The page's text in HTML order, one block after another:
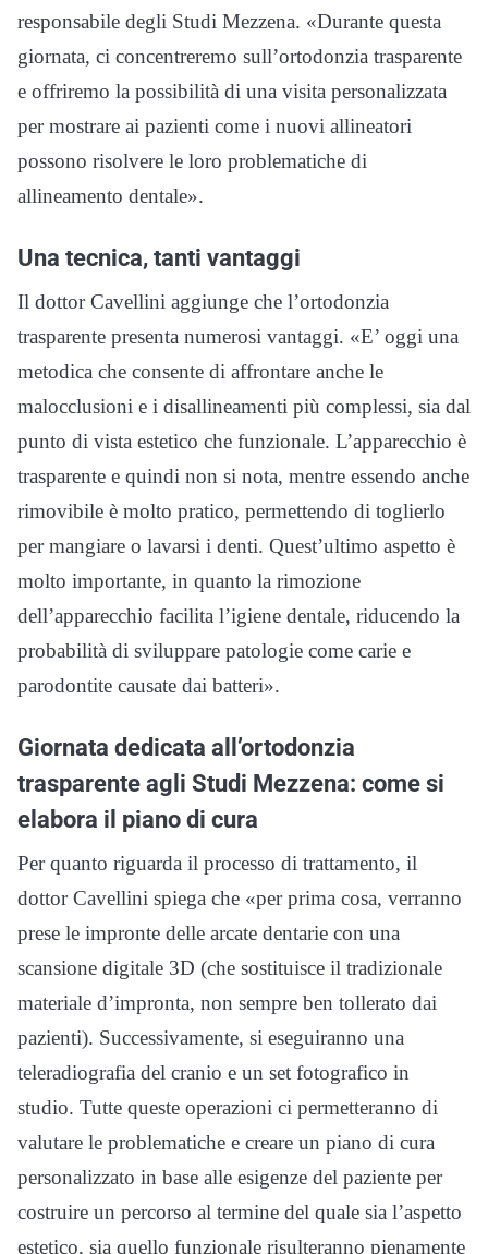
responsabile degli Studi Mezzena. «Durante questa
giornata, ci concentreremo sull’ortodonzia trasparente
e offriremo la possibilità di una visita personalizzata
per mostrare ai pazienti come i nuovi allineatori
possono risolvere le loro problematiche di
allineamento dentale».
Una tecnica, tanti vantaggi
Il dottor Cavellini aggiunge che l’ortodonzia
trasparente presenta numerosi vantaggi. «E’ oggi una
metodica che consente di affrontare anche le
malocclusioni e i disallineamenti più complessi, sia dal
punto di vista estetico che funzionale. L’apparecchio è
trasparente e quindi non si nota, mentre essendo anche
rimovibile è molto pratico, permettendo di toglierlo
per mangiare o lavarsi i denti. Quest’ultimo aspetto è
molto importante, in quanto la rimozione
dell’apparecchio facilita l’igiene dentale, riducendo la
probabilità di sviluppare patologie come carie e
parodontite causate dai batteri».
Giornata dedicata all’ortodonzia
trasparente agli Studi Mezzena: come si
elabora il piano di cura
Per quanto riguarda il processo di trattamento, il
dottor Cavellini spiega che «per prima cosa, verranno
prese le impronte delle arcate dentarie con una
scansione digitale 3D (che sostituisce il tradizionale
materiale d’impronta, non sempre ben tollerato dai
pazienti). Successivamente, si eseguiranno una
teleradiografia del cranio e un set fotografico in
studio. Tutte queste operazioni ci permetteranno di
valutare le problematiche e creare un piano di cura
personalizzato in base alle esigenze del paziente per
costruire un percorso al termine del quale sia l’aspetto
estetico, sia quello funzionale risulteranno pienamente